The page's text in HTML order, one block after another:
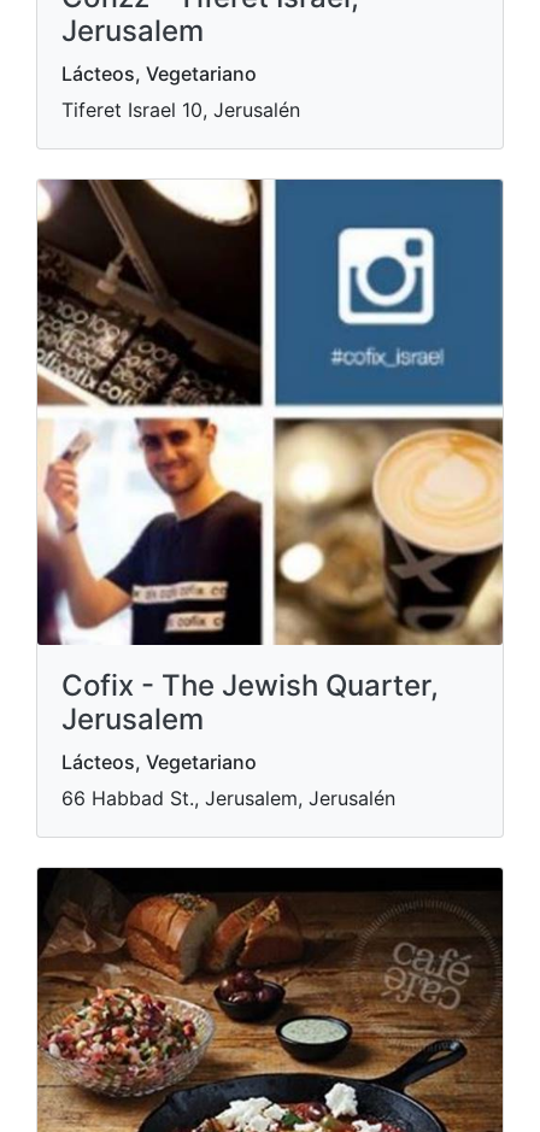
Jerusalem
Lácteos, Vegetariano
Tiferet Israel 10, Jerusalén
Cofix - The Jewish Quarter,
Jerusalem
Lácteos, Vegetariano
66 Habbad St., Jerusalem, Jerusalén